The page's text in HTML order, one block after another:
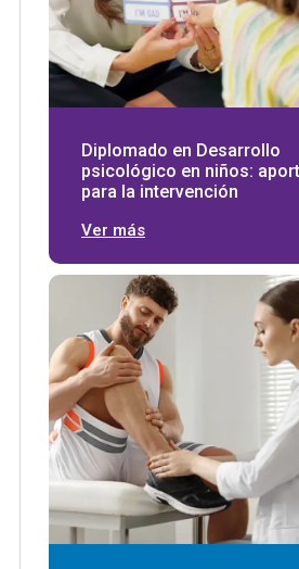
Diplomado en Desarrollo
psicológico en niños:
para la intervención
Ver más